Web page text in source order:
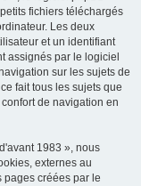
fichiers téléchargés
Les deux
et un identifiant
assignés par le logiciel
sur les sujets de
fait tous les sujets que
de navigation en
1983 », nous
externes au
pages créées par le